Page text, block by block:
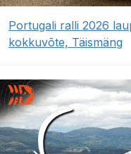
Portugali ralli 2026
kokkuvõte, Täismäng